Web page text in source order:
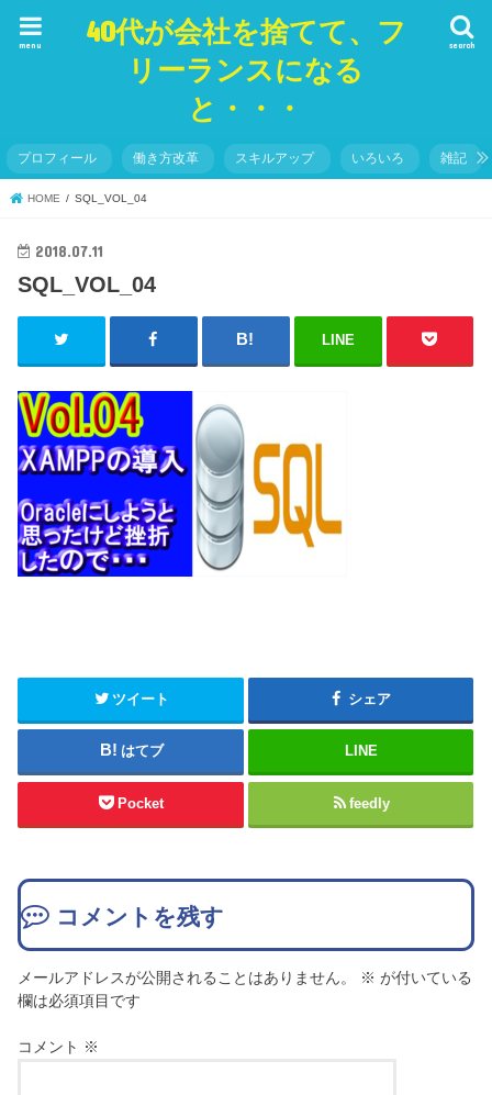
40代が会社を捨てて、フ
リーランスになる
と・・・
search
menu
プロフィール 働き方改革 スキルアップ いろいろ 雑記
HOME SQL_VOL_04
2018.07.11
SQL_VOL_04
LINE
ツイート シェア
はてブ LINE
Pocket feedly
コメントを残す
メールアドレスが公開されることはありません。 ※ が付いている
欄は必須項目です
コメント ※